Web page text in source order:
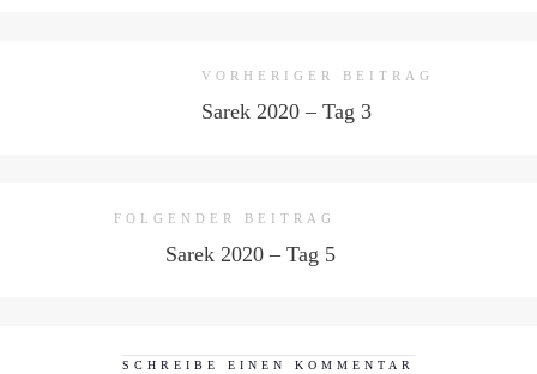
VORHERIGER BEITRAG
Sarek 2020 – Tag 3
FOLGENDER BEITRAG
Sarek 2020 – Tag 5
SCHREIBE EINEN KOMMENTAR